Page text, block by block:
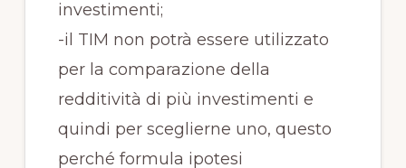
investimenti;
-il TIM non potrà essere utilizzato
per la comparazione della
redditività di più investimenti e
quindi per sceglierne uno, questo
perché formula ipotesi